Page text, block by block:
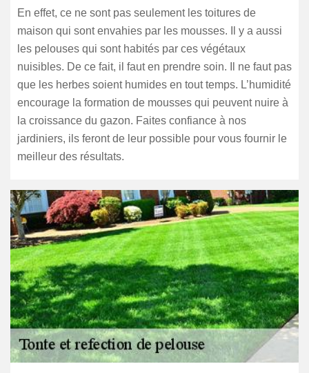
En effet, ce ne sont pas seulement les toitures de
maison qui sont envahies par les mousses. Il y a aussi
les pelouses qui sont habités par ces végétaux
nuisibles. De ce fait, il faut en prendre soin. Il ne faut pas
que les herbes soient humides en tout temps. L’humidité
encourage la formation de mousses qui peuvent nuire à
la croissance du gazon. Faites confiance à nos
jardiniers, ils feront de leur possible pour vous fournir le
meilleur des résultats.